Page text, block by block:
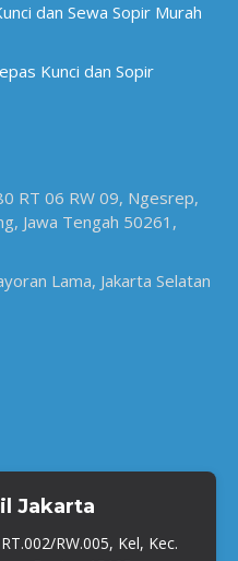
dan Sewa Sopir Murah
Kunci dan Sopir
RT 06 RW 09, Ngesrep,
Jawa Tengah 50261,
Lama, Jakarta Selatan
Jakarta
RW.005, Kel, Kec.